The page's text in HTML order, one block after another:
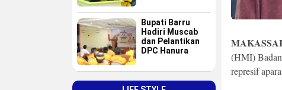
Bupati Barru
Hadiri Muscab
dan Pelantikan
DPC Hanura
(HMI)
represif